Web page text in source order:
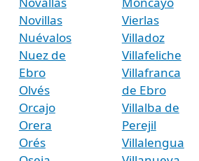
Novillas
Nuévalos
Nuez de
Ebro
Olvés
Orcajo
Orera
Orés
Vierlas
Villadoz
Villafeliche
Villafranca
de Ebro
Villalba de
Perejil
Villalengua